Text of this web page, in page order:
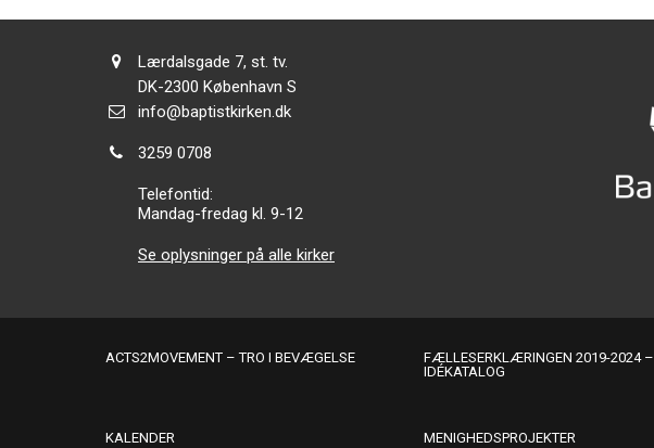
Adresse:
Lærdalsgade 7, st. tv.
Adresse:
DK-2300 København S
Send
info@baptistkirken.dk
Tlf.:
3259 0708
Telefontid:
Mandag-fredag kl. 9-12
Se oplysninger på alle kirker
ACTS2MOVEMENT – TRO I BEVÆGELSE
FÆLLESERKLÆRINGEN 2019-2024 –
IDÉKATALOG
KALENDER
MENIGHEDSPROJEKTER